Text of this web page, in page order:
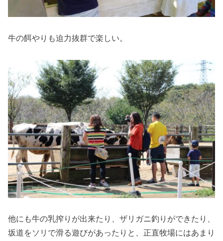
牛の餌やりも迫力抜群で楽しい。
他にも牛の乳搾りが出来たり、ザリガニ釣りができたり、
坂道をソリで滑る遊びがあったりと、正直牧場にはあまり